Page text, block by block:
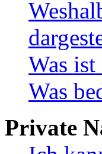
Was
Was
Private